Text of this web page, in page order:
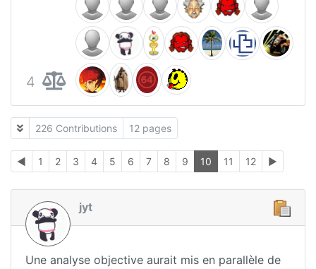
4
226 Contributions 12 pages
◄ 1 2 3 4 5 6 7 8 9 10 11 12 ►
jyt
Une analyse objective aurait mis en parallèle de